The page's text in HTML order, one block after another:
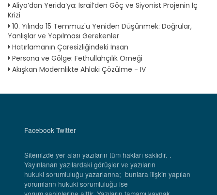
Aliya’dan Yerida’ya: İsrail’den Göç ve Siyonist Projenin İç
Krizi
10. Yılında 15 Temmuz'u Yeniden Düşünmek: Doğrular,
Yanlışlar ve Yapılması Gerekenler
Hatırlamanın Çaresizliğindeki İnsan
Persona ve Gölge: Fethullahçılık Örneği
Akışkan Modernlikte Ahlaki Çözülme - IV
Facebook Twitter
Sitemizde yer alan yazıların tüm hakları saklıdır. .
Yayınlanan yazılardaki görüşler ve yazıların
hukuki sorumluluğu yazarlarına; bunlara ilişkin yapılan
yorumların hukuki sorumluluğu ise